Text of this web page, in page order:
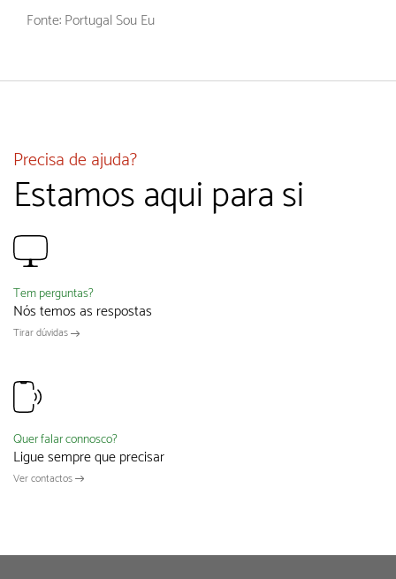
Fonte: Portugal Sou Eu
Precisa de ajuda?
Estamos aqui para si
Tem perguntas?
Nós temos as respostas
Tirar dúvidas
Quer falar connosco?
Ligue sempre que precisar
Ver contactos